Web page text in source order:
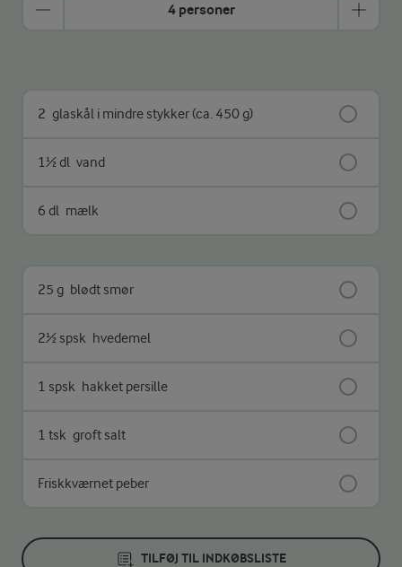
4 personer
2 glaskål i mindre stykker (ca. 450 g)
1½ dl vand
6 dl mælk
25 g blødt smør
2½ spsk hvedemel
1 spsk hakket persille
1 tsk groft salt
Friskkværnet peber
TILFØJ TIL INDKØBSLISTE